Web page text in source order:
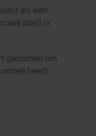
als een
plan) is
genomen om
heeft